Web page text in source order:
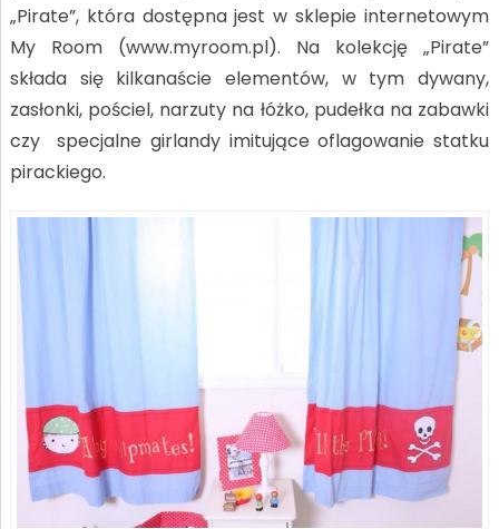
„Pirate”, która dostępna jest w sklepie internetowym
My Room (www.myroom.pl). Na kolekcję „Pirate”
składa się kilkanaście elementów, w tym dywany,
zasłonki, pościel, narzuty na łóżko, pudełka na zabawki
czy specjalne girlandy imitujące oflagowanie statku
pirackiego.